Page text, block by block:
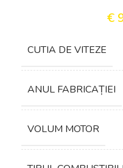
€
СUTIA DE VITEZE
ANUL FABRICAȚIEI
VOLUM MOTOR